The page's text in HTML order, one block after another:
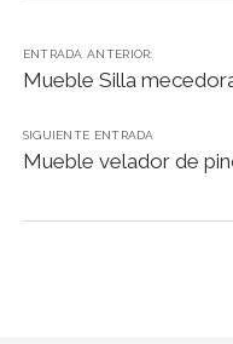
ENTRADA ANTERIOR:
Mueble Silla
SIGUIENTE ENTRADA
Mueble velador de